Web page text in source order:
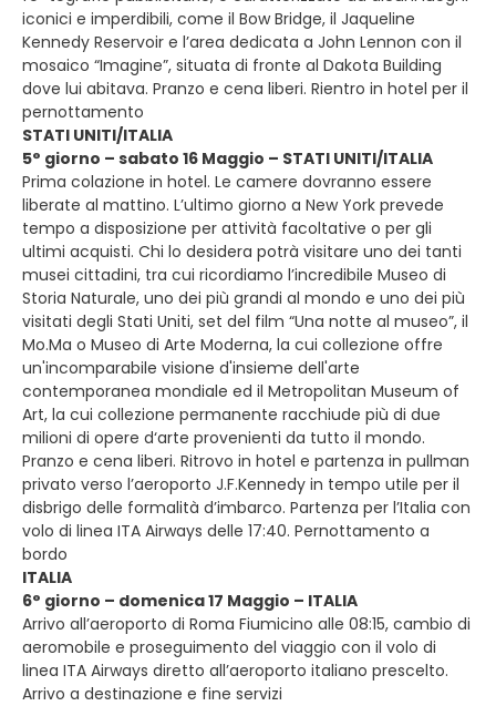
iconici e imperdibili, come il Bow Bridge, il Jaqueline
Kennedy Reservoir e l’area dedicata a John Lennon con il
mosaico “Imagine”, situata di fronte al Dakota Building
dove lui abitava. Pranzo e cena liberi. Rientro in hotel per il
pernottamento
STATI UNITI/ITALIA
5° giorno – sabato 16 Maggio – STATI UNITI/ITALIA
Prima colazione in hotel. Le camere dovranno essere
liberate al mattino. L’ultimo giorno a New York prevede
tempo a disposizione per attività facoltative o per gli
ultimi acquisti. Chi lo desidera potrà visitare uno dei tanti
musei cittadini, tra cui ricordiamo l’incredibile Museo di
Storia Naturale, uno dei più grandi al mondo e uno dei più
visitati degli Stati Uniti, set del film “Una notte al museo”, il
Mo.Ma o Museo di Arte Moderna, la cui collezione offre
un'incomparabile visione d'insieme dell'arte
contemporanea mondiale ed il Metropolitan Museum of
Art, la cui collezione permanente racchiude più di due
milioni di opere d‘arte provenienti da tutto il mondo.
Pranzo e cena liberi. Ritrovo in hotel e partenza in pullman
privato verso l’aeroporto J.F.Kennedy in tempo utile per il
disbrigo delle formalità d’imbarco. Partenza per l’Italia con
volo di linea ITA Airways delle 17:40. Pernottamento a
bordo
ITALIA
6° giorno – domenica 17 Maggio – ITALIA
Arrivo all’aeroporto di Roma Fiumicino alle 08:15, cambio di
aeromobile e proseguimento del viaggio con il volo di
linea ITA Airways diretto all’aeroporto italiano prescelto.
Arrivo a destinazione e fine servizi